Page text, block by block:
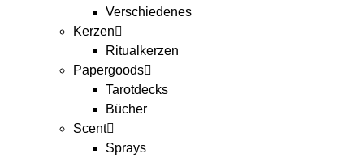
Verschiedenes
Kerzen
Ritualkerzen
Papergoods
Tarotdecks
Bücher
Scent
Sprays